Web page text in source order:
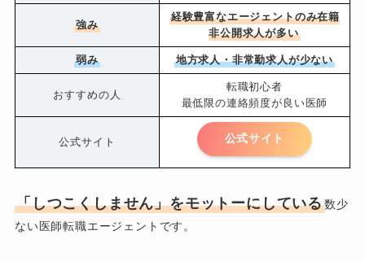
強み
経験豊富なエージェントのみ在籍
非公開求人が多い
弱み 地方求人・非常勤求人が少ない
おすすめの人
転職初心者
最低限の連絡頻度が良い医師
公式サイト 公式サイト
「しつこくしません」をモットーにしている数少
ない医師転職エージェントです。